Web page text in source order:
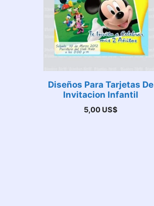
Diseños Para Tarjetas De
Invitacion Infantil
5,00 US$